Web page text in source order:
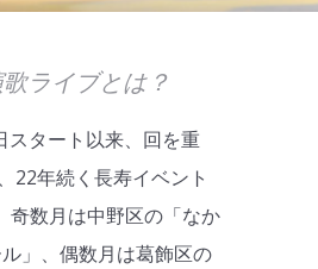
ライブとは？
スタート以来、回を重
22年続く長寿イベント
奇数月は中野区の「なか
」、偶数月は葛飾区の